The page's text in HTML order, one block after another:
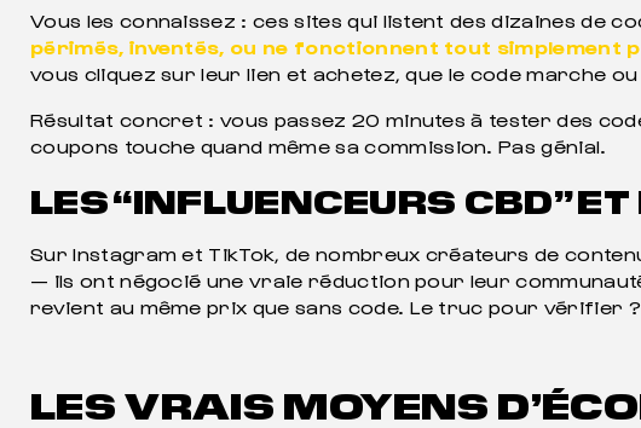
Vous les connaissez : ces sites qui listent des dizaines de
périmés, inventés, ou ne fonctionnent tout simplement
vous cliquez sur leur lien et achetez, que le code marche
Résultat concret : vous passez 20 minutes à tester des
coupons touche quand même sa commission. Pas génial.
LES “INFLUENCEURS CBD”
Sur Instagram et TikTok, de nombreux créateurs de
— ils ont négocié une vraie réduction pour leur
revient au même prix que sans code. Le truc pour vérifier
LES VRAIS MOYENS